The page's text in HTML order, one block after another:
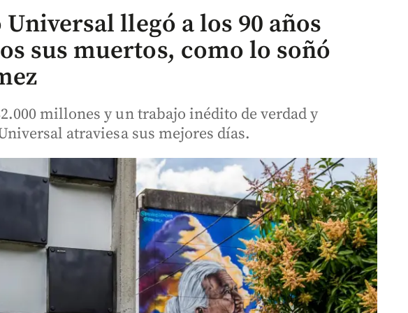
llegó a los 90 años
sus muertos, como lo soñó
millones y un trabajo inédito de verdad y
atraviesa sus mejores días.